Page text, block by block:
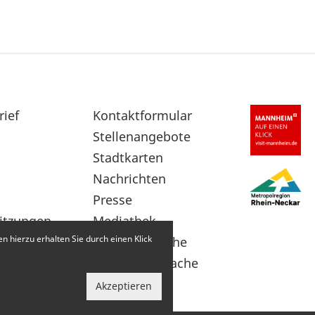
Sekundärnavigation
im
Fußbereich
Kontaktformular
Stellenangebote
Stadtkarten
Nachrichten
Presse
Mediathek
Leichte Sprache
Gebärdensprache
hierzu erhalten Sie durch einen Klick
Akzeptieren